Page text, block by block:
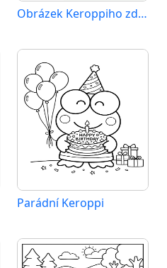
Obrázek Keroppiho zdarma
Parádní Keroppi